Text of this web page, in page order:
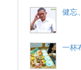
健忘
一杯